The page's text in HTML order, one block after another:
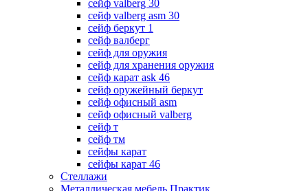
сейф valberg 30
сейф valberg asm 30
сейф беркут 1
сейф валберг
сейф для оружия
сейф для хранения оружия
сейф карат ask 46
сейф оружейный беркут
сейф офисный asm
сейф офисный valberg
сейф т
сейф тм
сейфы карат
сейфы карат 46
Стеллажи
Металлическая мебель Практик